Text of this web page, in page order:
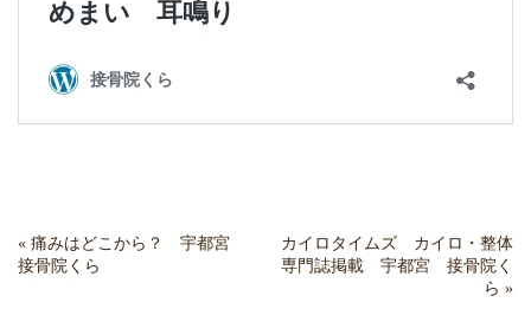
« 痛みはどこから？ 宇都宮
接骨院くら
カイロタイムズ カイロ・整体
専門誌掲載 宇都宮 接骨院く
ら »